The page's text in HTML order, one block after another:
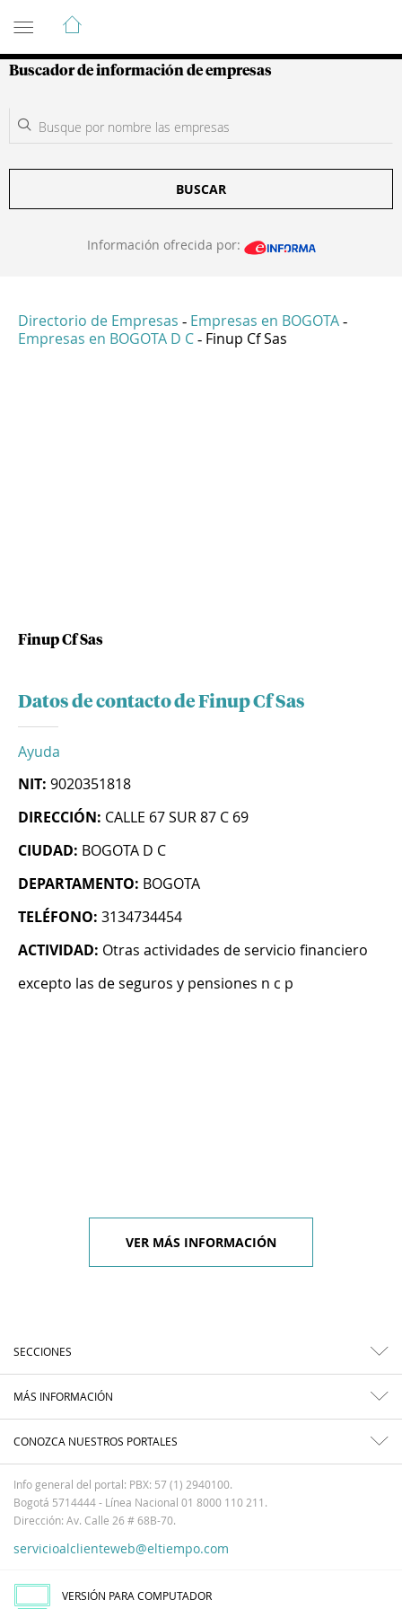
Guía de Empresas Colombianas
Buscador de información de empresas
BUSCAR
Información ofrecida por:
Directorio de Empresas - Empresas en BOGOTA -
Empresas en BOGOTA D C - Finup Cf Sas
Finup Cf Sas
Datos de contacto de Finup Cf Sas
Ayuda
NIT: 9020351818
DIRECCIÓN: CALLE 67 SUR 87 C 69
CIUDAD: BOGOTA D C
DEPARTAMENTO: BOGOTA
TELÉFONO: 3134734454
ACTIVIDAD: Otras actividades de servicio financiero
excepto las de seguros y pensiones n c p
VER MÁS INFORMACIÓN
SECCIONES
MÁS INFORMACIÓN
CONOZCA NUESTROS PORTALES
Info general del portal: PBX: 57 (1) 2940100.
Bogotá 5714444 - Línea Nacional 01 8000 110 211.
Dirección: Av. Calle 26 # 68B-70.
servicioalclienteweb@eltiempo.com
VERSIÓN PARA COMPUTADOR